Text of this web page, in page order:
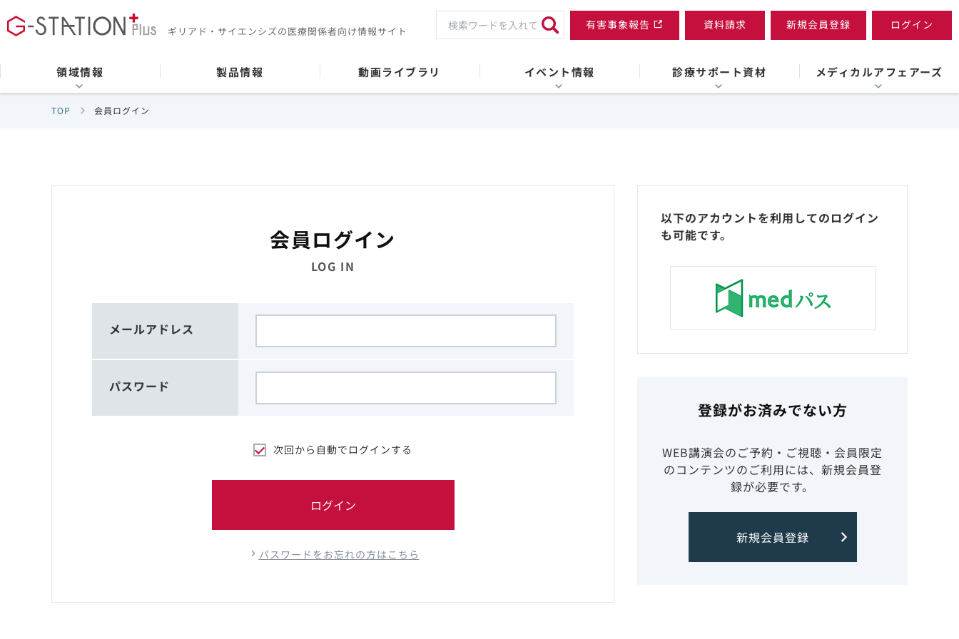
ギリアド・サイエンシズの医療関係者向け情報サイト 有害事象報告 資料請求 新規会員登録 ログイン
領域情報 製品情報 動画ライブラリ イベント情報 診療サポート資材 メディカルアフェアーズ
TOP 会員ログイン
会員ログイン
LOG IN
メールアドレス
パスワード
次回から自動でログインする
ログイン
パスワードをお忘れの方はこちら
以下のアカウントを利用してのログイン
も可能です。
登録がお済みでない方
WEB講演会のご予約・ご視聴・会員限定
のコンテンツのご利用には、新規会員登
録が必要です。
新規会員登録